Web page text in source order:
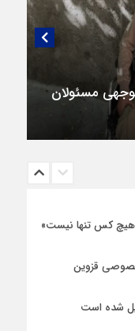
کس تنها نیست»
قزوین